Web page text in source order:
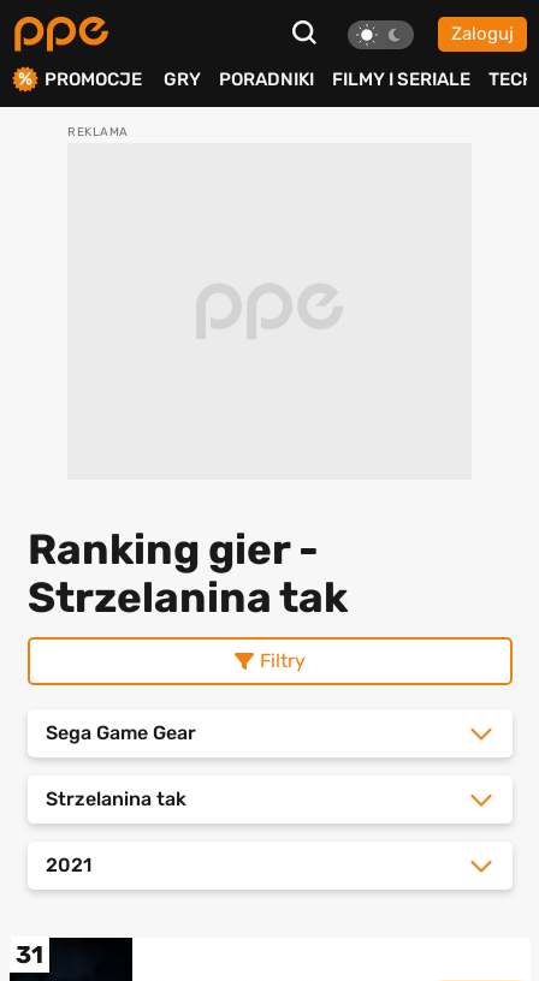
Zaloguj
PROMOCJE GRY PORADNIKI FILMY I SERIALE TECH
Ranking gier -
Strzelanina tak
Filtry
Sega Game Gear
Strzelanina tak
2021
31